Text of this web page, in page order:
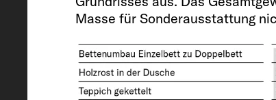
Masse für Sonderausstattung
Technisch zulässige
3500